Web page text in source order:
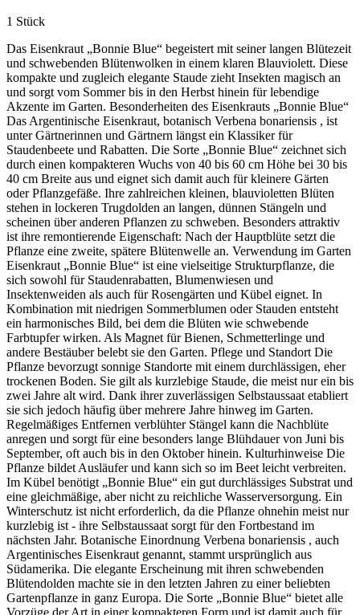
1 Stück
Das Eisenkraut „Bonnie Blue“ begeistert mit seiner langen Blütezeit
und schwebenden Blütenwolken in einem klaren Blauviolett. Diese
kompakte und zugleich elegante Staude zieht Insekten magisch an
und sorgt vom Sommer bis in den Herbst hinein für lebendige
Akzente im Garten. Besonderheiten des Eisenkrauts „Bonnie Blue“
Das Argentinische Eisenkraut, botanisch Verbena bonariensis , ist
unter Gärtnerinnen und Gärtnern längst ein Klassiker für
Staudenbeete und Rabatten. Die Sorte „Bonnie Blue“ zeichnet sich
durch einen kompakteren Wuchs von 40 bis 60 cm Höhe bei 30 bis
40 cm Breite aus und eignet sich damit auch für kleinere Gärten
oder Pflanzgefäße. Ihre zahlreichen kleinen, blauvioletten Blüten
stehen in lockeren Trugdolden an langen, dünnen Stängeln und
scheinen über anderen Pflanzen zu schweben. Besonders attraktiv
ist ihre remontierende Eigenschaft: Nach der Hauptblüte setzt die
Pflanze eine zweite, spätere Blütenwelle an. Verwendung im Garten
Eisenkraut „Bonnie Blue“ ist eine vielseitige Strukturpflanze, die
sich sowohl für Staudenrabatten, Blumenwiesen und
Insektenweiden als auch für Rosengärten und Kübel eignet. In
Kombination mit niedrigen Sommerblumen oder Stauden entsteht
ein harmonisches Bild, bei dem die Blüten wie schwebende
Farbtupfer wirken. Als Magnet für Bienen, Schmetterlinge und
andere Bestäuber belebt sie den Garten. Pflege und Standort Die
Pflanze bevorzugt sonnige Standorte mit einem durchlässigen, eher
trockenen Boden. Sie gilt als kurzlebige Staude, die meist nur ein bis
zwei Jahre alt wird. Dank ihrer zuverlässigen Selbstaussaat etabliert
sie sich jedoch häufig über mehrere Jahre hinweg im Garten.
Regelmäßiges Entfernen verblühter Stängel kann die Nachblüte
anregen und sorgt für eine besonders lange Blühdauer von Juni bis
September, oft auch bis in den Oktober hinein. Kulturhinweise Die
Pflanze bildet Ausläufer und kann sich so im Beet leicht verbreiten.
Im Kübel benötigt „Bonnie Blue“ ein gut durchlässiges Substrat und
eine gleichmäßige, aber nicht zu reichliche Wasserversorgung. Ein
Winterschutz ist nicht erforderlich, da die Pflanze ohnehin meist nur
kurzlebig ist - ihre Selbstaussaat sorgt für den Fortbestand im
nächsten Jahr. Botanische Einordnung Verbena bonariensis , auch
Argentinisches Eisenkraut genannt, stammt ursprünglich aus
Südamerika. Die elegante Erscheinung mit ihren schwebenden
Blütendolden machte sie in den letzten Jahren zu einer beliebten
Gartenpflanze in ganz Europa. Die Sorte „Bonnie Blue“ bietet alle